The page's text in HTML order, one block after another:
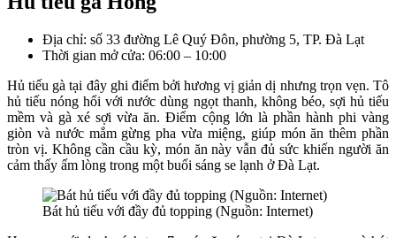
Địa chỉ: số 33 đường Lê Quý Đôn, phường 5, TP. Đà Lạt
Thời gian mở cửa: 06:00 – 10:00
Hủ tiếu gà tại đây ghi điểm bởi hương vị giản dị nhưng trọn vẹn. Tô
hủ tiếu nóng hổi với nước dùng ngọt thanh, không béo, sợi hủ tiếu
mềm và gà xé sợi vừa ăn. Điểm cộng lớn là phần hành phi vàng
giòn và nước mắm gừng pha vừa miệng, giúp món ăn thêm phần
tròn vị. Không cần cầu kỳ, món ăn này vẫn đủ sức khiến người ăn
cảm thấy ấm lòng trong một buổi sáng se lạnh ở Đà Lạt.
Bát hủ tiếu với đầy đủ topping (Nguồn: Internet)